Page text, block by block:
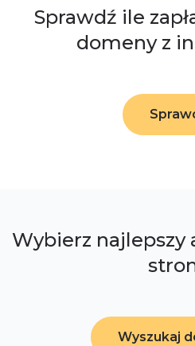
Sprawdź ile
domeny z
Wybierz najlepszy
Wyszukaj